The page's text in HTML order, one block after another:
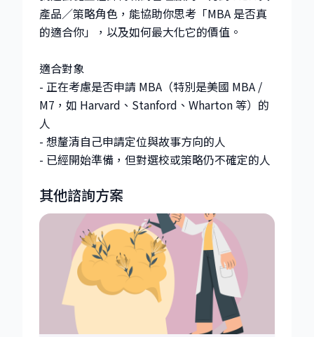
產品／策略角色，能協助你思考「MBA 是否真
的適合你」，以及如何最大化它的價值。
適合對象
- 正在考慮是否申請 MBA（特別是美國 MBA /
M7，如 Harvard、Stanford、Wharton 等）的
人
- 想釐清自己申請定位與故事方向的人
- 已經開始準備，但對選校或策略仍不確定的人
其他諮詢方案